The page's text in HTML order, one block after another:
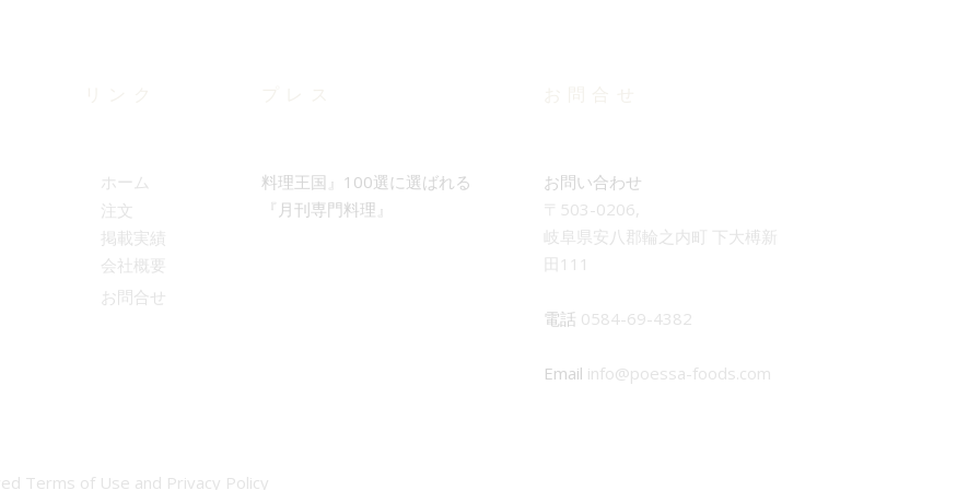
ホーム
注文
掲載実績
会社概要
お問合せ
料理王国』100選に選ばれる
『月刊専門料理』
お問い合わせ
〒503-0206,
岐阜県安八郡輪之内町 下大榑新
田111
電話 0584-69-4382
Email info@poessa-foods.com
Terms of Use and Privacy Policy